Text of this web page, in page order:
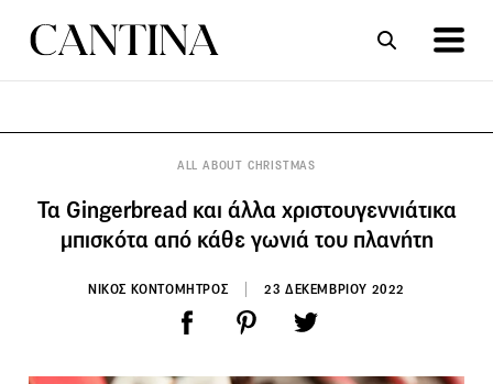
ΑΡΘΡΑ
ALL ABOUT CHRISTMAS
Τα Gingerbread και άλλα χριστουγεννιάτικα
μπισκότα από κάθε γωνιά του πλανήτη
ΝΙΚΟΣ ΚΟΝΤΟΜΗΤΡΟΣ 23 ΔΕΚΕΜΒΡΙΟΥ 2022